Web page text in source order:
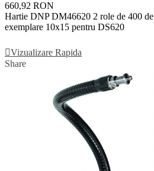
660,92 RON
Hartie DNP DM46620 2 role de 400 de
exemplare 10x15 pentru DS620
Vizualizare Rapida
Share